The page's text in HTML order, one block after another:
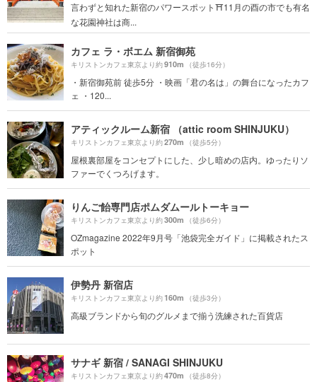
言わずと知れた新宿のパワースポット⛩11月の酉の市でも有名
な花園神社は商...
カフェ ラ・ボエム 新宿御苑
キリストンカフェ東京より約910m （徒歩16分）
・新宿御苑前 徒歩5分 ・映画「君の名は」の舞台になったカフ
ェ ・120...
アティックルーム新宿 （attic room SHINJUKU）
キリストンカフェ東京より約270m （徒歩5分）
屋根裏部屋をコンセプトにした、少し暗めの店内。ゆったりソ
ファーでくつろげます。
りんご飴専門店ポムダムールトーキョー
キリストンカフェ東京より約300m （徒歩6分）
OZmagazine 2022年9月号「池袋完全ガイド」に掲載されたス
ポット
伊勢丹 新宿店
キリストンカフェ東京より約160m （徒歩3分）
高級ブランドから旬のグルメまで揃う洗練された百貨店
サナギ 新宿 / SANAGI SHINJUKU
キリストンカフェ東京より約470m （徒歩8分）